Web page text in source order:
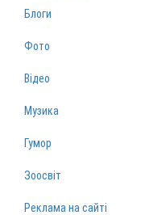
Блоги
Фото
Відео
Музика
Гумор
Зоосвіт
Реклама на сайті